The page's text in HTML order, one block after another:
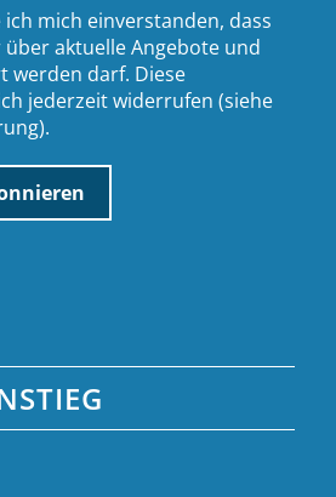
mich einverstanden, dass
aktuelle Angebote und
werden darf. Diese
jederzeit widerrufen (siehe
).